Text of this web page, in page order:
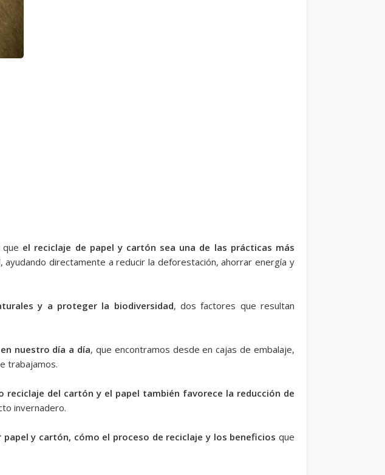
el reciclaje de papel y cartón sea una de las prácticas más
, ayudando directamente a reducir la deforestación, ahorrar energía y
y a proteger la biodiversidad, dos factores que resultan
nuestro día a día, que encontramos desde en cajas de embalaje,
trabajamos.
reciclaje del cartón y el papel también favorece la reducción de
invernadero.
y cartón, cómo el proceso de reciclaje y los beneficios que